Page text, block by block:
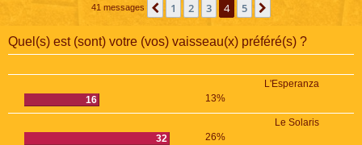
41 messages Précédente
1 2 3 4 5
Quel(s) est (sont) votre (vos) vaisseau(x) préféré(s) ?
L'Esperanza
16
13%
Le Solaris
32
26%